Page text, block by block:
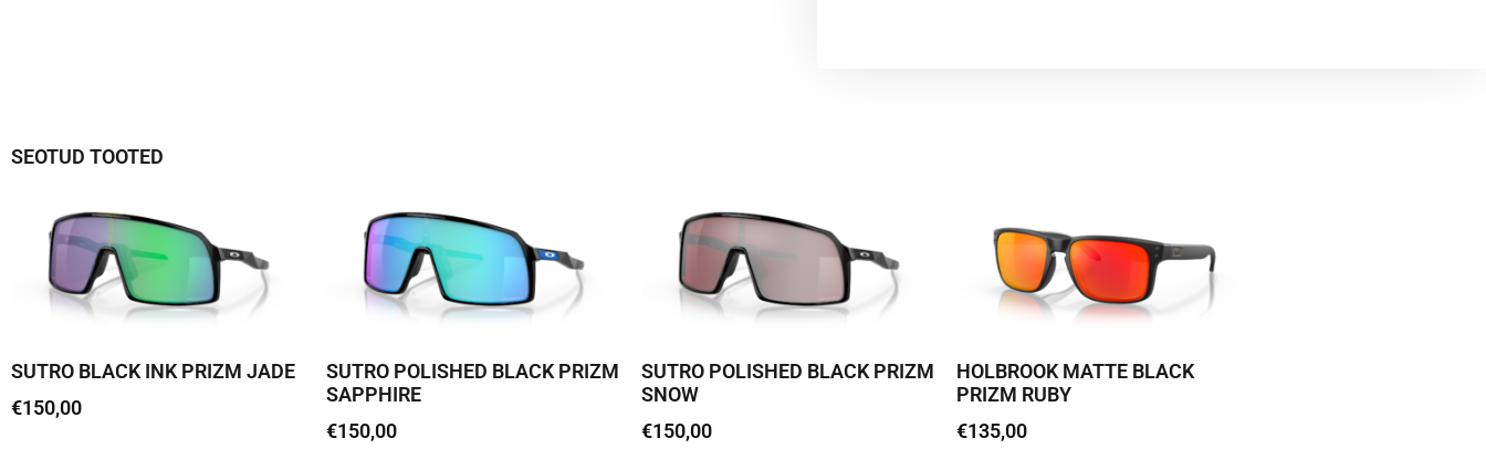
SEOTUD TOOTED
SUTRO BLACK INK PRIZM JADE
€150,00
SUTRO POLISHED BLACK PRIZM
SAPPHIRE
€150,00
SUTRO POLISHED BLACK PRIZM
SNOW
€150,00
HOLBROOK MATTE BLACK
PRIZM RUBY
€135,00